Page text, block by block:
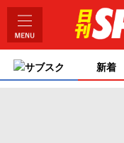
サブスク 新着